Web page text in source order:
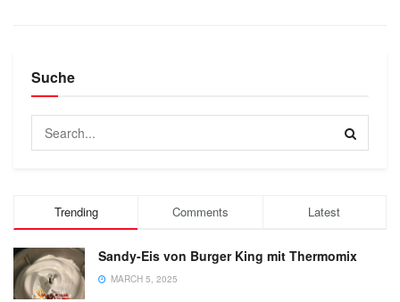
Suche
Trending Comments Latest
Sandy-Eis von Burger King mit Thermomix
MARCH 5, 2025